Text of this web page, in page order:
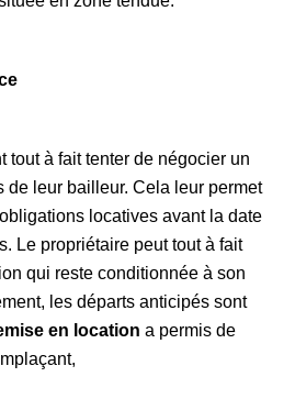
tout à fait tenter de négocier un
de leur bailleur. Cela leur permet
locatives avant la date
Le propriétaire peut tout à fait
qui reste conditionnée à son
les départs anticipés sont
en location a permis de